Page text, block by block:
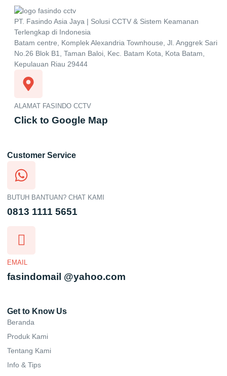
PT. Fasindo Asia Jaya | Solusi CCTV & Sistem Keamanan
Terlengkap di Indonesia
Batam centre, Komplek Alexandria Townhouse, Jl. Anggrek Sari
No.26 Blok B1, Taman Baloi, Kec. Batam Kota, Kota Batam,
Kepulauan Riau 29444
ALAMAT FASINDO CCTV
Click to Google Map
Customer Service
BUTUH BANTUAN? CHAT KAMI
0813 1111 5651
EMAIL
fasindomail @yahoo.com
Get to Know Us
Beranda
Produk Kami
Tentang Kami
Info & Tips